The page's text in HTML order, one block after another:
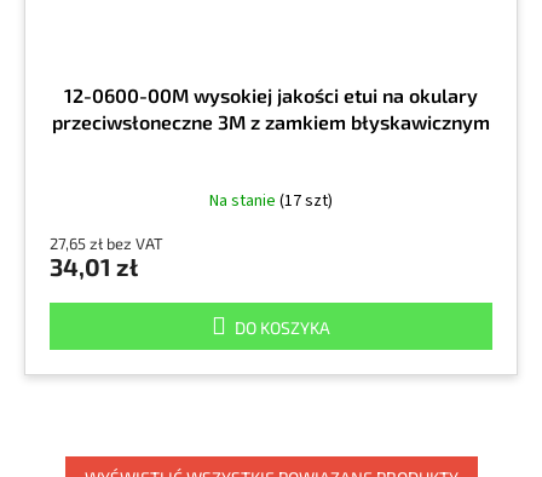
12-0600-00M wysokiej jakości etui na okulary
przeciwsłoneczne 3M z zamkiem błyskawicznym
Na stanie (17 szt)
27,65 zł bez VAT
34,01 zł
DO KOSZYKA